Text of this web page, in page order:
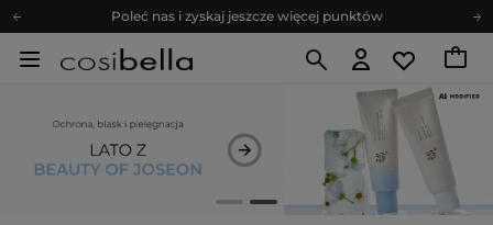
Poleć nas i zyskaj jeszcze więcej punktów
Zapisz się na newsletter pełen porad
Z nami to możliwe! Realizacja zamówienia do 24h.
Poleć nas i zyskaj jeszcze więcej punktów
Zapisz się na newsletter pełen porad